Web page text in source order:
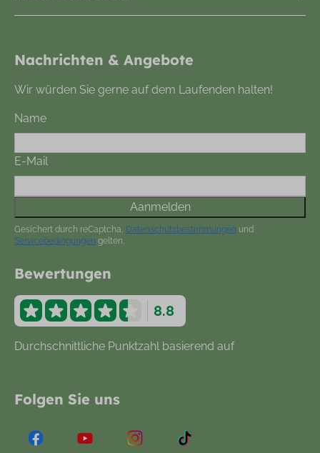
Nachrichten & Angebote
Wir würden Sie gerne auf dem Laufenden halten!
Name
E-Mail
Aanmelden
Gesichert durch reCaptcha, Datenschutzbestimmungen und
Servicebedingungen gelten.
Bewertungen
8.8
Durchschnittliche Punktzahl basierend auf
Folgen Sie uns